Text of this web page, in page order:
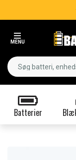
MENU
Batterier